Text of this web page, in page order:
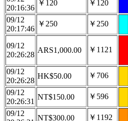
20:16:36
￥120 ￥120
09/12
20:17:46
￥250 ￥250
09/12
20:26:28
ARS1,000.00 ￥1121
09/12
20:26:28
HK$50.00 ￥706
09/12
20:26:31
NT$150.00 ￥596
09/12
NT$300.00 ￥1192